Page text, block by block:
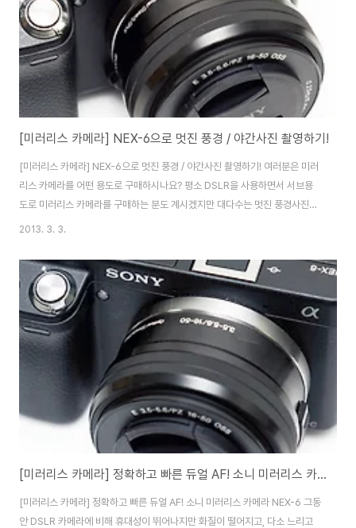
[미러리스 카메라] NEX-6으로 멋진 풍경 / 야간사진 촬영하기!
[미러리스 카메라] NEX-6으로 멋진 풍경 / 야간사진 촬영하기! 여러분은 미러
리스 카메라를 어떤 용도로 구매하시나요? 평소 DSLR을 사용하면서 서브용
도로 미러리스 카메라를 구매하는 분도 계시겠지만 대다수는 멋진 풍경사진과
정물, 인물 사진을 찍기 위해 구매하시는 분들이 대다수일 겁니다. 소니 미러리
DSLR에 맞먹는 완전체 미러리스 카메라로인데요. 이번 포스팅에서는 제가 지
난 1주일간 소니 미러리스 카메라 NEX-6을 들고 다니면서 촬영한 풍경/정물/
인물 사진을 소개해드릴까 합니다. 약 2달전쯤이죠. NEX-6을 들고 동해와 속
초, 설악산을 다녀왔습니다. 속초로가는 길에 홍천 팜파스 휴게소에 들렀습니
다. 이국적인 모습으로 유..
2013. 3. 3.
[미러리스 카메라] 정확하고 빠른 듀얼 AF! 소니 미러리스 카메라 NEX-6
[미러리스 카메라] 정확하고 빠른 듀얼 AF! 소니 미러리스 카메라 NEX-6 그동
안 DSLR 카메라에 비해 휴대성이 뛰어나지만 화질이 떨어지고, 다소 느리고